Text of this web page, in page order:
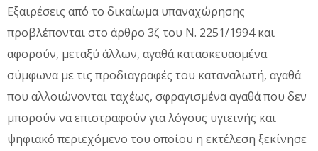
Εξαιρέσεις από το δικαίωμα υπαναχώρησης
προβλέπονται στο άρθρο 3ζ του Ν. 2251/1994 και
αφορούν, μεταξύ άλλων, αγαθά κατασκευασμένα
σύμφωνα με τις προδιαγραφές του καταναλωτή, αγαθά
που αλλοιώνονται ταχέως, σφραγισμένα αγαθά που δεν
μπορούν να επιστραφούν για λόγους υγιεινής και
ψηφιακό περιεχόμενο του οποίου η εκτέλεση ξεκίνησε